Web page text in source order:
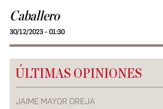
Caballero
30/12/2023 - 01:30
ÚLTIMAS OPINIONES
JAIME MAYOR OREJA